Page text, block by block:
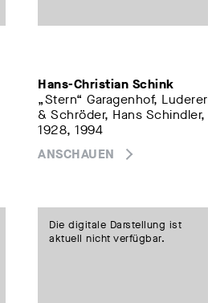
Hans-Christian Schink
„Stern“ Garagenhof, Luderer
& Schröder, Hans Schindler,
1928, 1994
ANSCHAUEN
Die digitale Darstellung ist
aktuell nicht verfügbar.